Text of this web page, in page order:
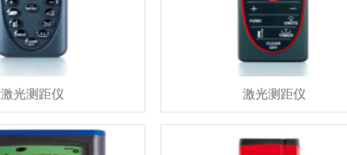
激光测距仪 激光测距仪